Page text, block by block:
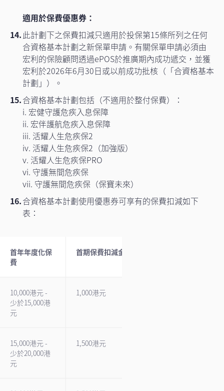
適用於保費優惠券：
此計劃下之保費扣減只適用於投保第15條所列之任何
合資格基本計劃之新保單申請。有關保單申請必須由
宏利的保險顧問透過ePOS於推廣期內成功遞交，並獲
宏利於2026年6月30日或以前成功批核（「合資格基本
計劃」）。
合資格基本計劃包括（不適用於整付保費）：
i. 宏健守護危疾入息保障
ii. 宏伴護航危疾入息保障
iii. 活耀人生危疾保2
iv. 活耀人生危疾保2（加強版）
v. 活耀人生危疾保PRO
vi. 守護無間危疾保
vii. 守護無間危疾保（保寶未來）
合資格基本計劃使用優惠券可享有的保費扣減如下
表：
首年年度化保
費
首期保費扣減金額
10,000港元 -
少於15,000港
元
1,000港元
15,000港元 -
少於20,000港
元
1,500港元